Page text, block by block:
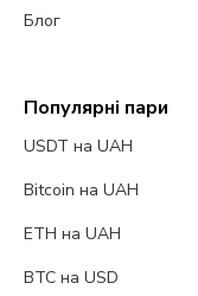
Блог
Популярні пари
USDT на UAH
Bitcoin на UAH
ETH на UAH
BTC на USD